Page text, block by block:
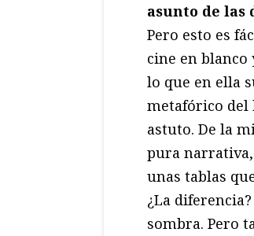
asunto de
Pero esto es
cine en
lo que en ella
metafórico del
astuto. De la
pura narrativa,
unas tablas
¿La
sombra. Pero